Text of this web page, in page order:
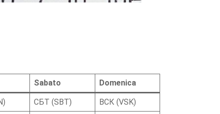
Sabato Domenica
СБТ (SBT) ВСК (VSK)